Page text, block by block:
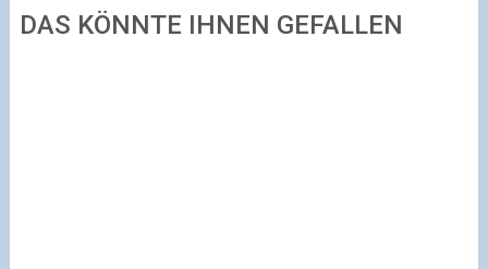
DAS KÖNNTE IHNEN GEFALLEN